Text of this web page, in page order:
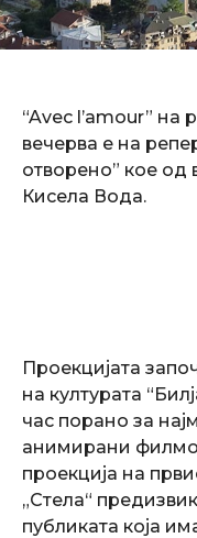
“Avec l’amour” на
вечерва е на
отворено” кое од
Кисела Вода.
Проекцијата
на културата
час порано за
анимирани
проекција на
„Стела“
публиката која